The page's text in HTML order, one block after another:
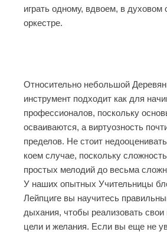
играть одному, вдвоем, в духовом
оркестре.
Относительно небольшой
инструмент подходит как для
профессионалов, поскольку
осваиваются, а виртуозность
пределов. Не стоит недооценивать
коем случае, поскольку
простых мелодий до весьма
У наших опытных Учительницы
Лейпциге вы научитесь
дыхания, чтобы реализовать
цели и желания. Если вы еще не